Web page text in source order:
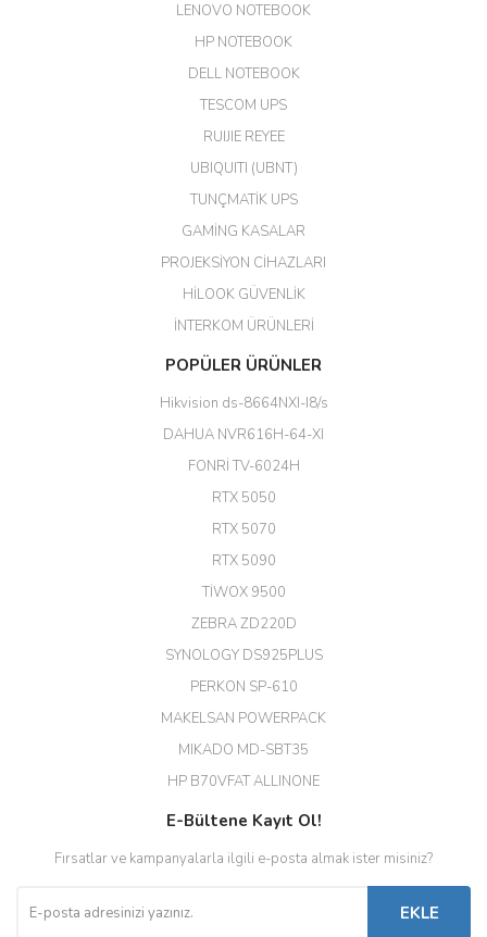
GÜRKAN KETHÜDAOĞLU |
Her şey için teşekkür ederim çok
Erdal Cingöz | 07/02/2026
Başarılı. Bu vasıfta bir ürünü bu
kadar uygun fiyata bulabilmek
büyük şans. Güvenliticaret
(HIKVISION DS-3E0326P-E/M(B)
EROL ÇAKMAK | 26/12/2025
Diğer yorumları göster
LENOVO NOTEBOOK
HP NOTEBOOK
DELL NOTEBOOK
TESCOM UPS
RUIJIE REYEE
UBIQUITI (UBNT)
TUNÇMATİK UPS
GAMİNG KASALAR
PROJEKSİYON CİHAZLARI
HİLOOK GÜVENLİK
İNTERKOM ÜRÜNLERİ
POPÜLER ÜRÜNLER
Hikvision ds-8664NXI-I8/s
DAHUA NVR616H-64-XI
FONRİ TV-6024H
RTX 5050
RTX 5070
RTX 5090
TİWOX 9500
ZEBRA ZD220D
SYNOLOGY DS925PLUS
PERKON SP-610
MAKELSAN POWERPACK
MIKADO MD-SBT35
HP B70VFAT ALLINONE
E-Bültene Kayıt Ol!
Fırsatlar ve kampanyalarla ilgili e-posta almak ister misiniz?
EKLE